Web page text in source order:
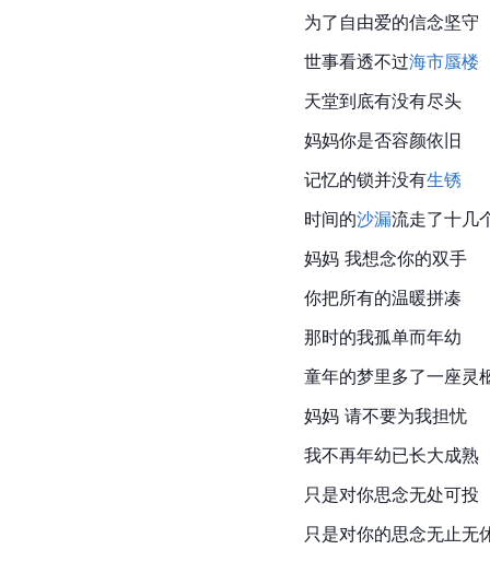
为了自由爱的信念坚守
世事看透不过海市蜃楼
天堂到底有没有尽头
妈妈你是否容颜依旧
记忆的锁并没有生锈
时间的沙漏流走了十几
妈妈 我想念你的双手
你把所有的温暖拼凑
那时的我孤单而年幼
童年的梦里多了一座灵
妈妈 请不要为我担忧
我不再年幼已长大成熟
只是对你思念无处可投
只是对你的思念无止无